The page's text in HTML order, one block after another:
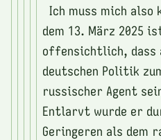
Ich muss mich
dem 13. März 2025
offensichtlich, dass
deutschen Politik
russischer Agent
Entlarvt wurde er
Geringeren als dem